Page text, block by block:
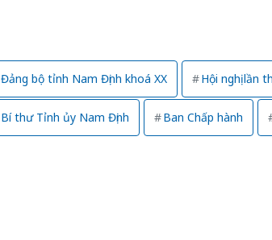
Đảng bộ tỉnh Nam Định khoá XX Hội nghị lần
Bí thư Tỉnh ủy Nam Định Ban Chấp hành